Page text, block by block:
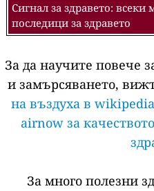
Сигнал за здравето:
последици за здравето
За да научите повече
и замърсяването,
на въздуха в wikipedia
airnow за
За много полезни